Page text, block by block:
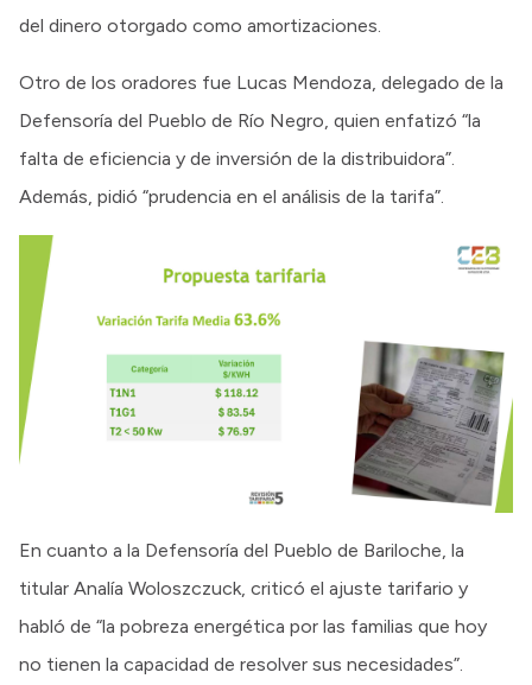
del dinero otorgado como amortizaciones.
Otro de los oradores fue Lucas Mendoza, delegado de la
Defensoría del Pueblo de Río Negro, quien enfatizó “la
falta de eficiencia y de inversión de la distribuidora”.
Además, pidió “prudencia en el análisis de la tarifa”.
En cuanto a la Defensoría del Pueblo de Bariloche, la
titular Analía Woloszczuck, criticó el ajuste tarifario y
habló de “la pobreza energética por las familias que hoy
no tienen la capacidad de resolver sus necesidades”.